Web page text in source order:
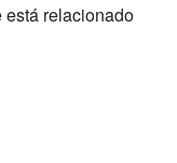
relacionado